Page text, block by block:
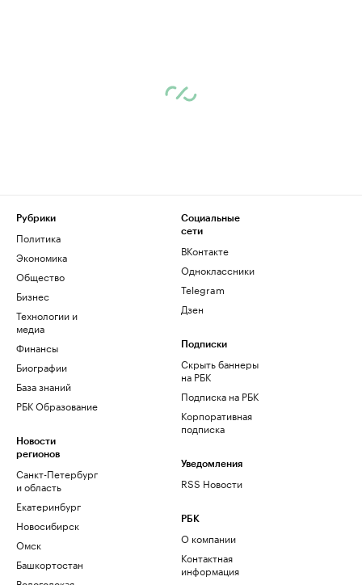
Рубрики
Политика
Экономика
Общество
Бизнес
Технологии и
медиа
Финансы
Биографии
База знаний
РБК Образование
Новости
регионов
Санкт-Петербург
и область
Екатеринбург
Новосибирск
Омск
Башкортостан
Социальные
сети
ВКонтакте
Одноклассники
Telegram
Дзен
Подписки
Скрыть баннеры
на РБК
Подписка на РБК
Корпоративная
подписка
Уведомления
RSS Новости
РБК
О компании
Контактная
информация